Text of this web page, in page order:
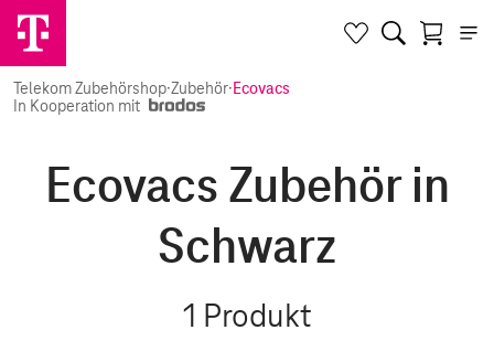
Telekom Zubehörshop·Zubehör·Ecovacs
In Kooperation mit
Ecovacs Zubehör in
Schwarz
1 Produkt